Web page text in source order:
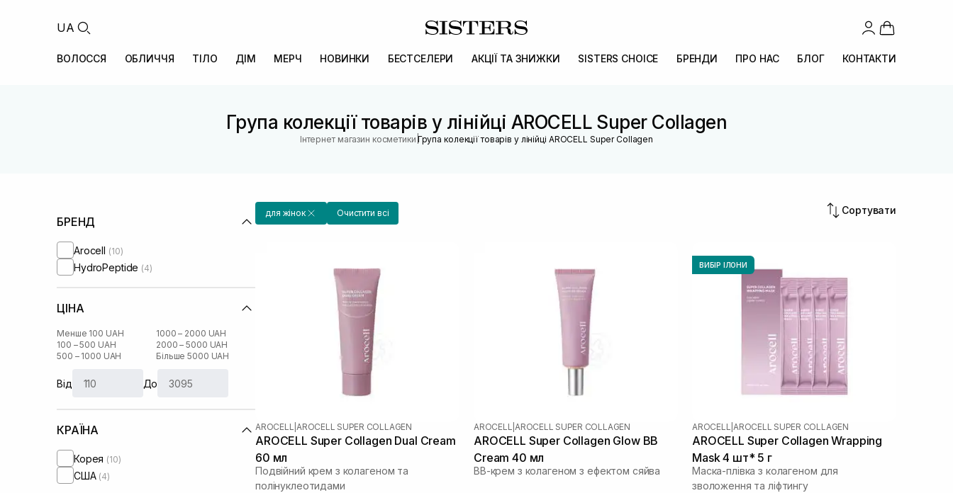
UA
ВОЛОССЯ ОБЛИЧЧЯ ТІЛО ДІМ МЕРЧ НОВИНКИ БЕСТСЕЛЕРИ АКЦІЇ ТА ЗНИЖКИ SISTERS CHOICE БРЕНДИ ПРО НАС БЛОГ КОНТАКТИ
Група колекції товарів у лінійці AROCELL Super Collagen
Інтернет магазин косметики |Група колекції товарів у лінійці AROCELL Super Collagen
БРЕНД
Arocell (10)
HydroPeptide (4)
ЦІНА
Менше 100 UAH
100 – 500 UAH
500 – 1000 UAH
1000 – 2000 UAH
2000 – 5000 UAH
Більше 5000 UAH
Від До
КРАЇНА
Корея (10)
США (4)
для жінок Очистити всі Сортувати
AROCELL AROCELL SUPER COLLAGEN
AROCELL Super Collagen Dual Cream
60 мл
Подвійний крем з колагеном та
полінуклеотидами
AROCELL AROCELL SUPER COLLAGEN
AROCELL Super Collagen Glow BB
Cream 40 мл
ВВ-крем з колагеном з ефектом сяйва
ВИБІР ІЛОНИ
AROCELL AROCELL SUPER COLLAGEN
AROCELL Super Collagen Wrapping
Mask 4 шт* 5 г
Маска-плівка з колагеном для
зволоження та ліфтингу